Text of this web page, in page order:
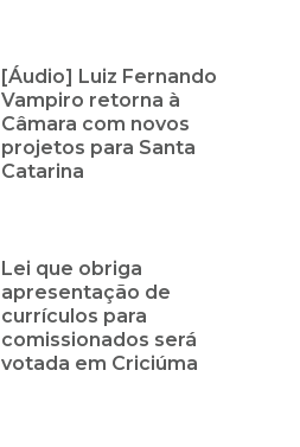
[Áudio] Luiz Fernando
Vampiro retorna à
Câmara com novos
projetos para Santa
Catarina
Lei que obriga
apresentação de
currículos para
comissionados será
votada em Criciúma